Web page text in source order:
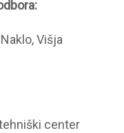
Višja
center